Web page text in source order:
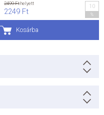
2499 Fthelyett
2249 Ft
10
Kosárba